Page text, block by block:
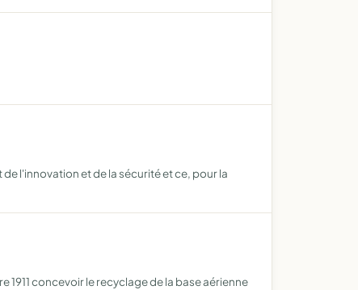
l'innovation et de la sécurité et ce, pour la
concevoir le recyclage de la base aérienne